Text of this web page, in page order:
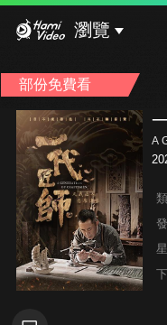
瀏覽
部份免費看
A